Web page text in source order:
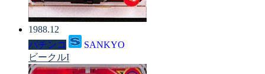
1988.12
パチンコ
SANKYO
ビークルI